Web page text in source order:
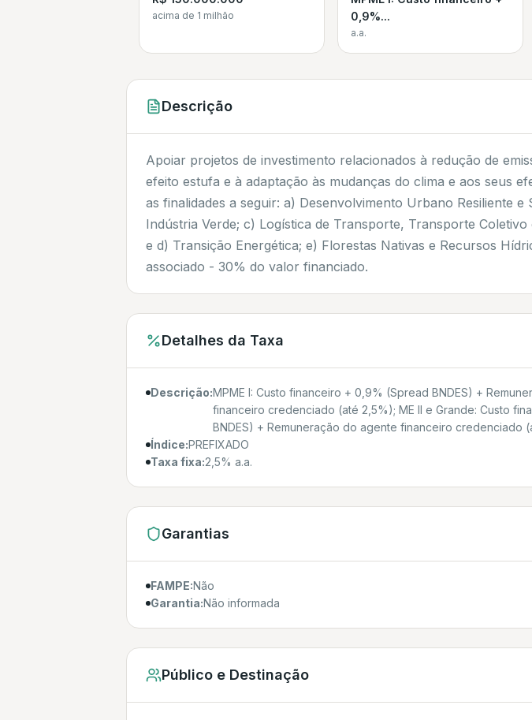
acima de 1 milhão
0,9%...
a.a.
Descrição
Apoiar projetos de investimento relacionados à redução de
efeito estufa e à adaptação às mudanças do clima e aos seus
as finalidades a seguir: a) Desenvolvimento Urbano Resiliente e
Indústria Verde; c) Logística de Transporte, Transporte Coletivo
e d) Transição Energética; e) Florestas Nativas e Recursos
associado - 30% do valor financiado.
Detalhes da Taxa
Descrição:MPME I: Custo financeiro + 0,9% (Spread BNDES) +
financeiro credenciado (até 2,5%); ME II e Grande: Custo
BNDES) + Remuneração do agente financeiro credenciado
Índice:PREFIXADO
Taxa fixa:2,5% a.a.
Garantias
FAMPE:Não
Garantia:Não informada
Público e Destinação